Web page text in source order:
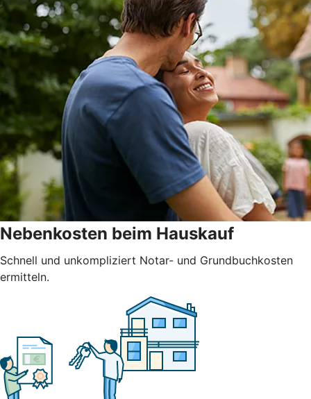
Nebenkosten beim Hauskauf
Schnell und unkompliziert Notar- und Grundbuchkosten
ermitteln.